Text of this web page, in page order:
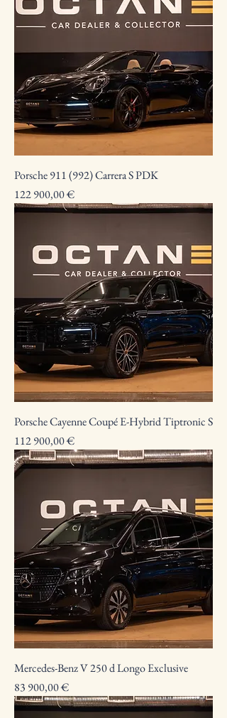
Porsche 911 (992) Carrera S PDK
Preço
122 900,00 €
Porsche Cayenne Coupé E-Hybrid Tiptronic S
Preço
112 900,00 €
Mercedes-Benz V 250 d Longo Exclusive
Preço
83 900,00 €